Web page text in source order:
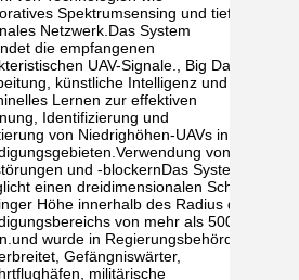
Spektrumsensing und tiefes
Netzwerk.Das System
die empfangenen
UAV-Signale., Big Data-
künstliche Intelligenz und
Lernen zur effektiven
Identifizierung und
von Niedrighöhen-UAVs in
von
und -blockernDas System
einen dreidimensionalen Schutz
Höhe innerhalb des Radius des
von mehr als 5000
wurde in Regierungsbehörden
Gefängniswärter,
militärische